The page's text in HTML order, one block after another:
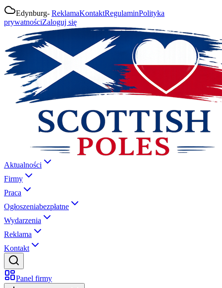
Edynburg- ReklamaKontaktRegulaminPolityka
prywatnościZaloguj się
Aktualności
Firmy
Praca
Ogłoszeniabezpłatne
Wydarzenia
Reklama
Kontakt
Panel firmy